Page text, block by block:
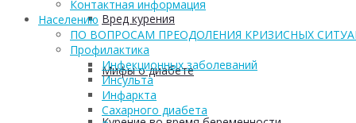
Вред курения
Мифы о диабете
Контактная информация
Населению
ПО ВОПРОСАМ ПРЕОДОЛЕНИЯ КРИЗИСНЫХ
Профилактика
Инфекционных заболеваний
Инсульта
Инфаркта
Сахарного диабета